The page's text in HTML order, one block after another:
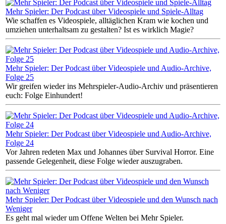
Mehr Spieler: Der Podcast über Videospiele und Spiele-Alltag
Wie schaffen es Videospiele, alltäglichen Kram wie kochen und
umziehen unterhaltsam zu gestalten? Ist es wirklich Magie?
Mehr Spieler: Der Podcast über Videospiele und Audio-Archive,
Folge 25
Wir greifen wieder ins Mehrspieler-Audio-Archiv und präsentieren
euch: Folge Einhundert!
Mehr Spieler: Der Podcast über Videospiele und Audio-Archive,
Folge 24
Vor Jahren redeten Max und Johannes über Survival Horror. Eine
passende Gelegenheit, diese Folge wieder auszugraben.
Mehr Spieler: Der Podcast über Videospiele und den Wunsch nach
Weniger
Es geht mal wieder um Offene Welten bei Mehr Spieler.